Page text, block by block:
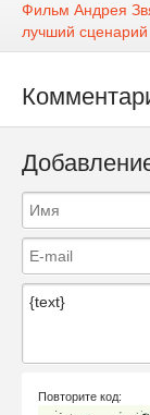
Фильм Андрея
лучший сценарий
Повторите код: